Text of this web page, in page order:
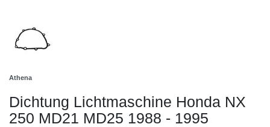
Athena
Dichtung Lichtmaschine Honda NX
250 MD21 MD25 1988 - 1995